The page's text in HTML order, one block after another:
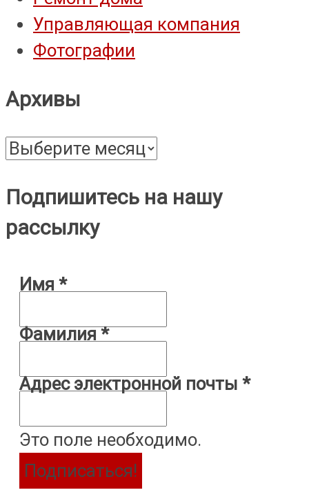
Управляющая компания
Фотографии
Архивы
Архивы
Подпишитесь на нашу
рассылку
Имя *
Фамилия*
Адрес электронной почты *
Это поле необходимо.